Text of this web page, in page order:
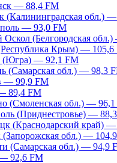
— 88,4 FM
(Калининградская обл.)
— 93,0 FM
Оскол (Белгородская
Крым) — 105,6
(Югра) — 92,1 FM
(Самарская обл.) — 98,3
— 99,9 FM
89,4 FM
(Смоленская обл.) —
(Приднестровье) —
(Краснодарский край)
(Запорожская обл.) —
(Самарская обл.) — 94,9
92,6 FM